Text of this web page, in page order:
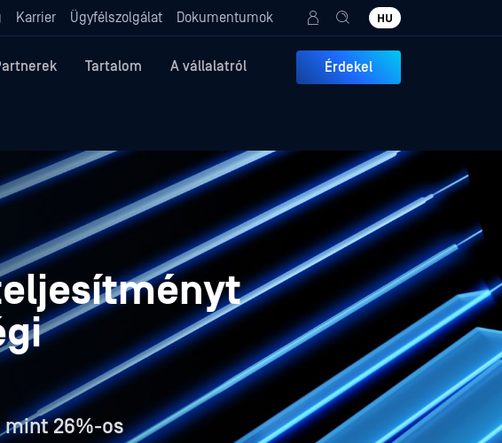
Karrier Ügyfélszolgálat Dokumentumok HU
Tartalom A vállalatról Érdekel
26%-os